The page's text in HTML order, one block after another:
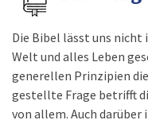
Die Bibel lässt uns nicht
Welt und alles Leben
generellen Prinzipien
gestellte Frage betrifft
von allem. Auch